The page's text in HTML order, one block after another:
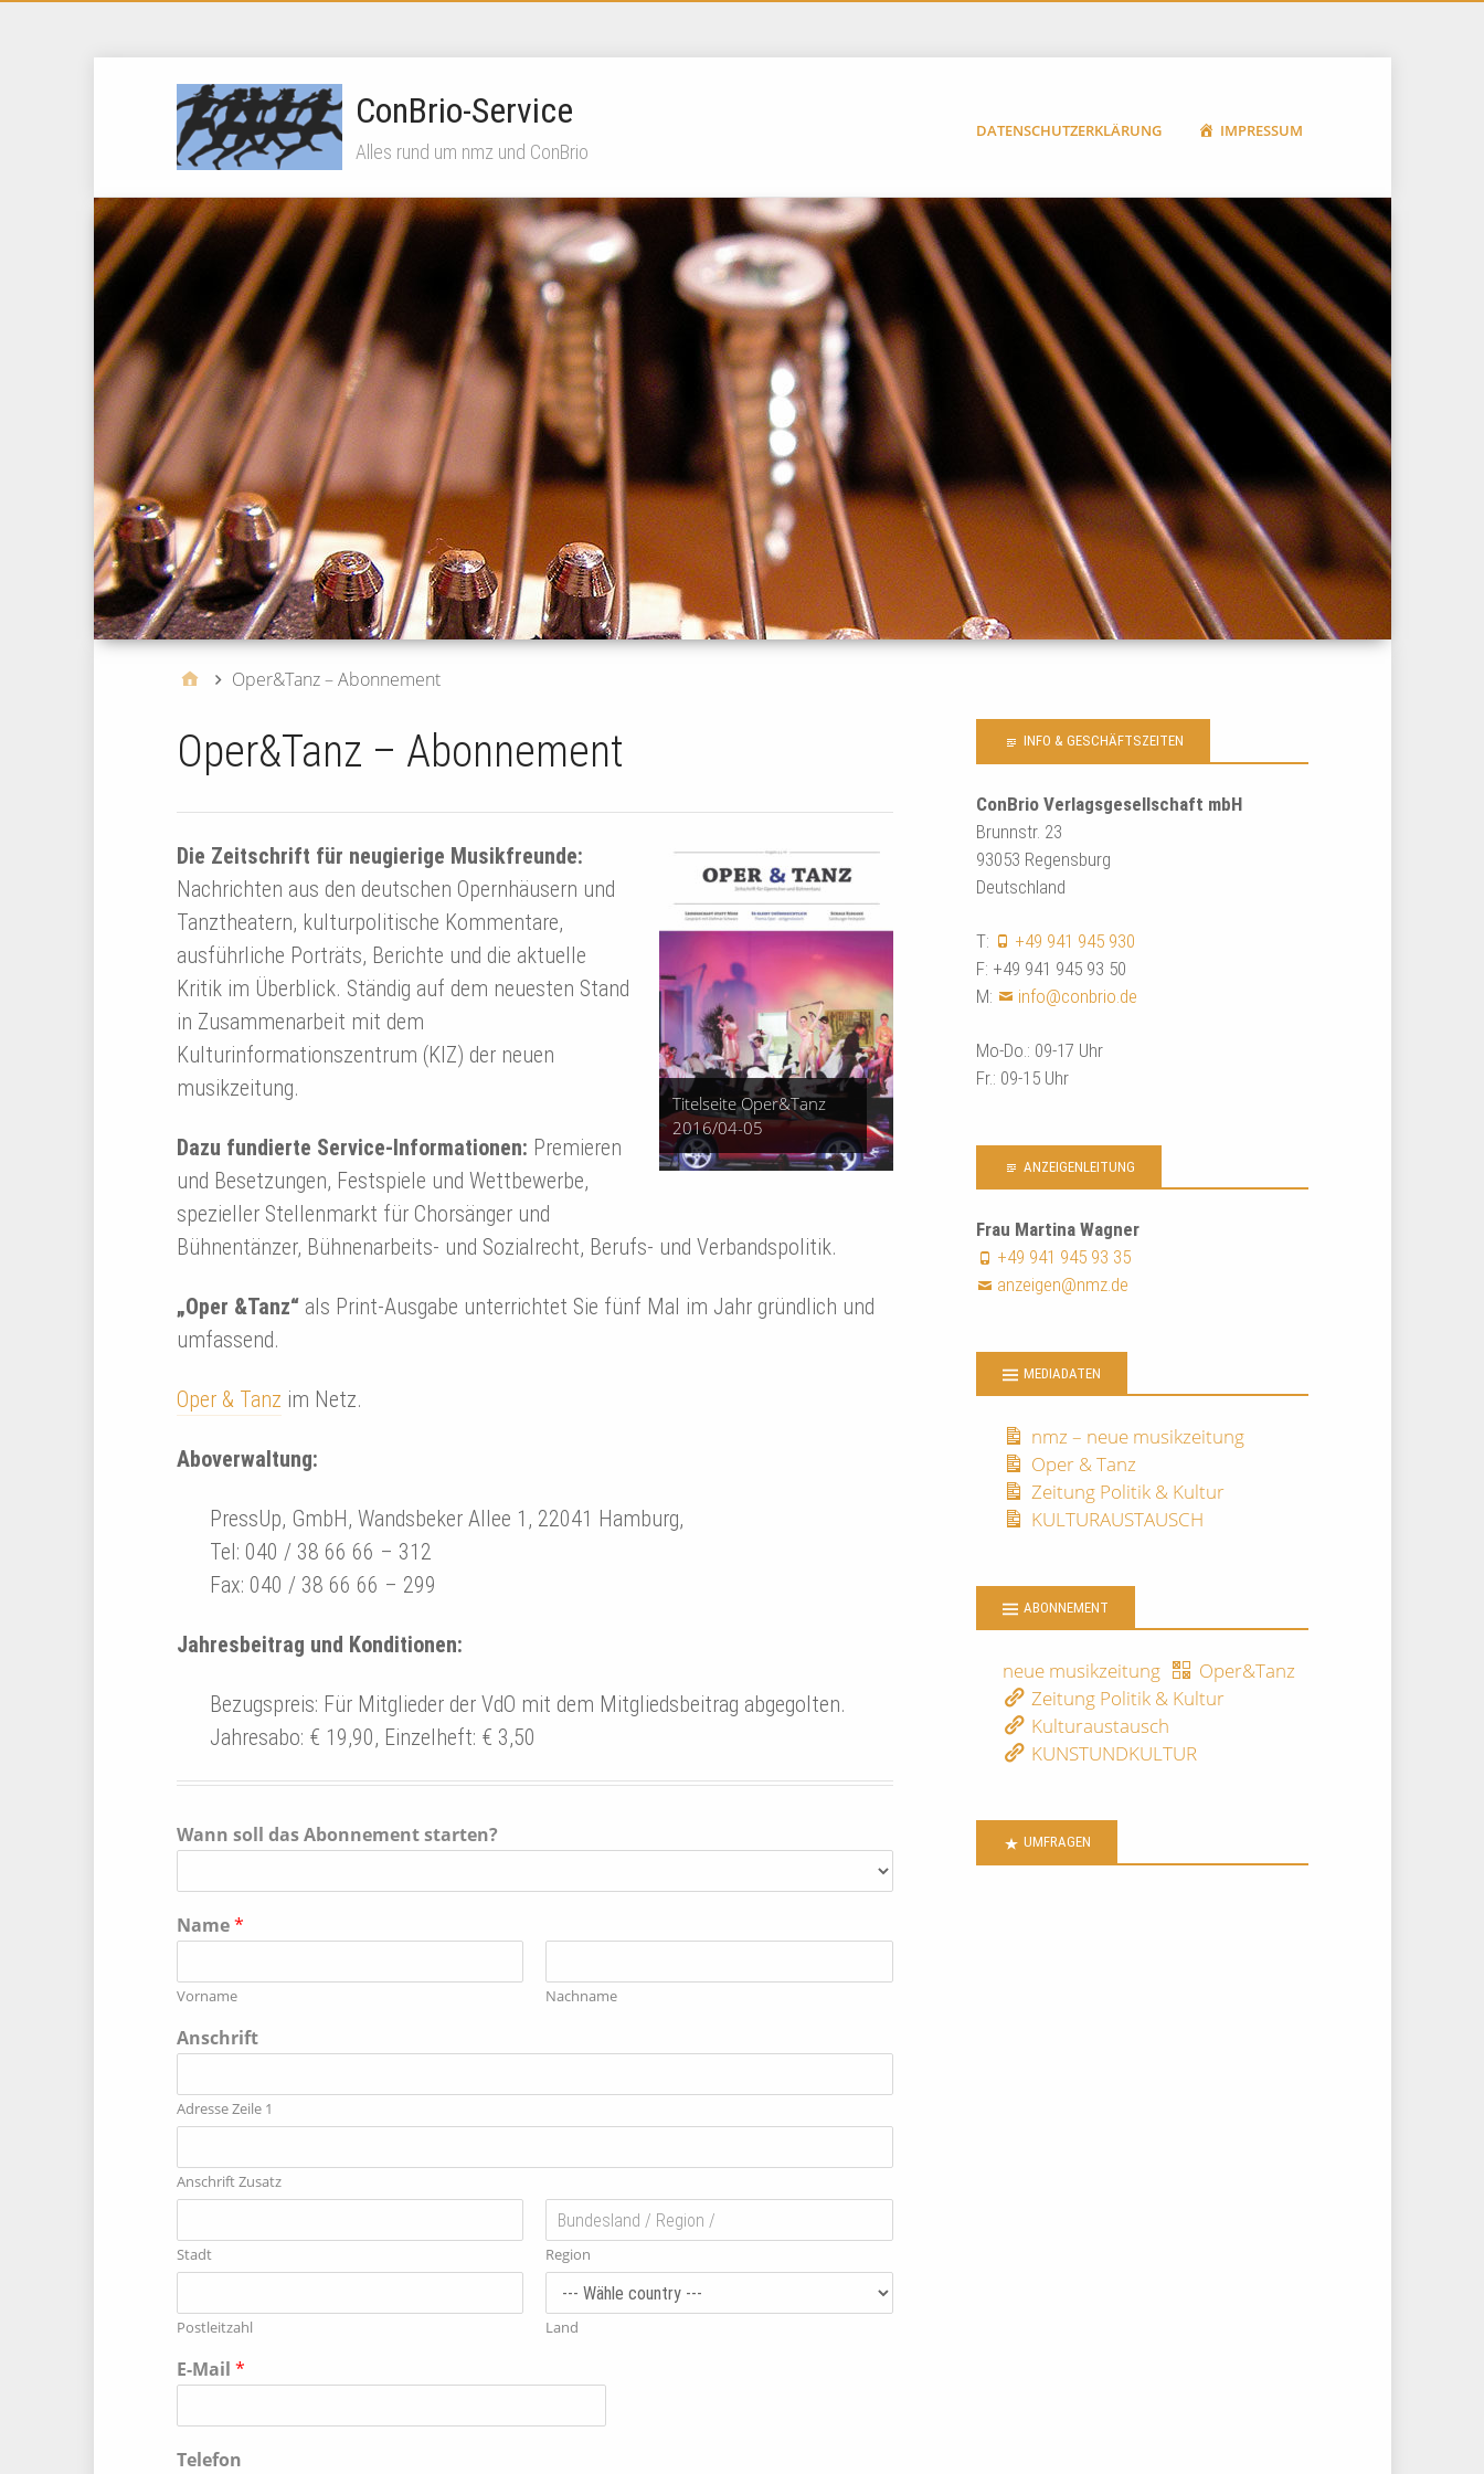
ConBrio-Service
Alles rund um nmz und ConBrio
DATENSCHUTZERKLÄRUNG IMPRESSUM
Oper&Tanz – Abonnement
Oper&Tanz – Abonnement
Titelseite Oper&Tanz
2016/04-05
Die Zeitschrift für neugierige Musikfreunde:
Nachrichten aus den deutschen Opernhäusern und
Tanztheatern, kulturpolitische Kommentare,
ausführliche Porträts, Berichte und die aktuelle
Kritik im Überblick. Ständig auf dem neuesten Stand
in Zusammenarbeit mit dem
Kulturinformationszentrum (KIZ) der neuen
musikzeitung.
Dazu fundierte Service-Informationen: Premieren
und Besetzungen, Festspiele und Wettbewerbe,
spezieller Stellenmarkt für Chorsänger und
Bühnentänzer, Bühnenarbeits- und Sozialrecht, Berufs- und Verbandspolitik.
„Oper &Tanz“als Print-Ausgabe unterrichtet Sie fünf Mal im Jahr gründlich und
umfassend.
Oper & Tanz im Netz.
Aboverwaltung:
PressUp, GmbH, Wandsbeker Allee 1, 22041 Hamburg,
Tel: 040 / 38 66 66 – 312
Fax: 040 / 38 66 66 – 299
Jahresbeitrag und Konditionen:
Bezugspreis: Für Mitglieder der VdO mit dem Mitgliedsbeitrag abgegolten.
Jahresabo: € 19,90, Einzelheft: € 3,50
Wann soll das Abonnement starten?
Name*
Vorname Nachname
Anschrift
Adresse Zeile 1
Anschrift Zusatz
Stadt Region
Postleitzahl Land
E-Mail *
Telefon
INFO & GESCHÄFTSZEITEN
ConBrio Verlagsgesellschaft mbH
Brunnstr. 23
93053 Regensburg
Deutschland
T:
+49 941 945 930
F: +49 941 945 93 50
M:
info@conbrio.de
Mo-Do.: 09-17 Uhr
Fr.: 09-15 Uhr
ANZEIGENLEITUNG
Frau Martina Wagner
+49 941 945 93 35
anzeigen@nmz.de
MEDIADATEN
nmz – neue musikzeitung
Oper & Tanz
Zeitung Politik & Kultur
KULTURAUSTAUSCH
ABONNEMENT
neue musikzeitung
Oper&Tanz
Zeitung Politik & Kultur
Kulturaustausch
KUNSTUNDKULTUR
UMFRAGEN